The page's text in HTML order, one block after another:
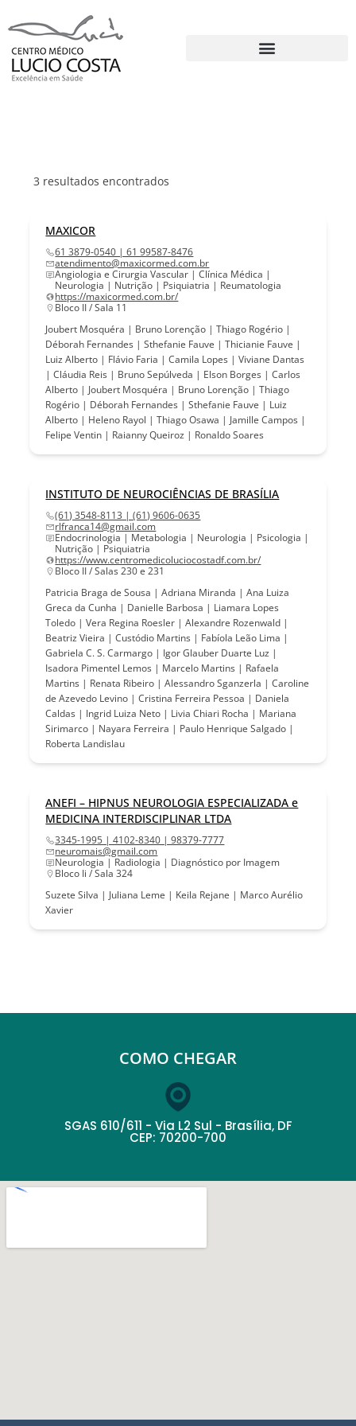
3 resultados encontrados
MAXICOR
61 3879-0540 | 61 99587-8476
atendimento@maxicormed.com.br
Angiologia e Cirurgia Vascular | Clínica Médica |
Neurologia | Nutrição | Psiquiatria | Reumatologia
https://maxicormed.com.br/
Bloco II / Sala 11
Joubert Mosquéra | Bruno Lorenção | Thiago Rogério |
Déborah Fernandes | Sthefanie Fauve | Thicianie Fauve |
Luiz Alberto | Flávio Faria | Camila Lopes | Viviane Dantas
| Cláudia Reis | Bruno Sepúlveda | Elson Borges | Carlos
Alberto | Joubert Mosquéra | Bruno Lorenção | Thiago
Rogério | Déborah Fernandes | Sthefanie Fauve | Luiz
Alberto | Heleno Rayol | Thiago Osawa | Jamille Campos |
Felipe Ventin | Raianny Queiroz | Ronaldo Soares
INSTITUTO DE NEUROCIÊNCIAS DE BRASÍLIA
(61) 3548-8113 | (61) 9606-0635
rlfranca14@gmail.com
Endocrinologia | Metabologia | Neurologia | Psicologia |
Nutrição | Psiquiatria
https://www.centromedicoluciocostadf.com.br/
Bloco II / Salas 230 e 231
Patricia Braga de Sousa | Adriana Miranda | Ana Luiza
Greca da Cunha | Danielle Barbosa | Liamara Lopes
Toledo | Vera Regina Roesler | Alexandre Rozenwald |
Beatriz Vieira | Custódio Martins | Fabíola Leão Lima |
Gabriela C. S. Carmargo | Igor Glauber Duarte Luz |
Isadora Pimentel Lemos | Marcelo Martins | Rafaela
Martins | Renata Ribeiro | Alessandro Sganzerla | Caroline
de Azevedo Levino | Cristina Ferreira Pessoa | Daniela
Caldas | Ingrid Luiza Neto | Livia Chiari Rocha | Mariana
Sirimarco | Nayara Ferreira | Paulo Henrique Salgado |
Roberta Landislau
ANEFI – HIPNUS NEUROLOGIA ESPECIALIZADA e
MEDICINA INTERDISCIPLINAR LTDA
3345-1995 | 4102-8340 | 98379-7777
neuromais@gmail.com
Neurologia | Radiologia | Diagnóstico por Imagem
Bloco Ii / Sala 324
Suzete Silva | Juliana Leme | Keila Rejane | Marco Aurélio
Xavier
COMO CHEGAR
SGAS 610/611 - Via L2 Sul - Brasília, DF
CEP: 70200-700